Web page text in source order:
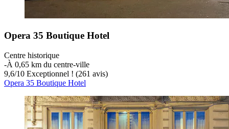
Opera 35 Boutique Hotel
Centre historique
‐À 0,65 km du centre-ville
9,6/10 Exceptionnel ! (261 avis)
Opera 35 Boutique Hotel